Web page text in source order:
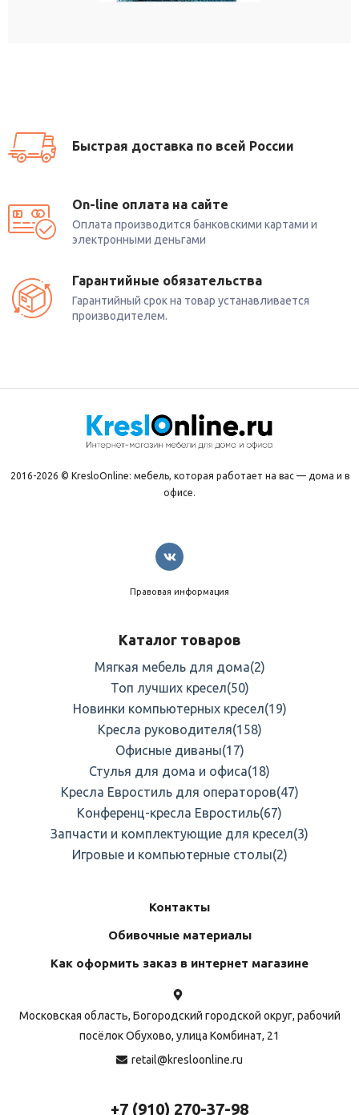
Быстрая доставка по всей России
On-line оплата на сайте
Оплата производится банковскими картами и
электронными деньгами
Гарантийные обязательства
Гарантийный срок на товар устанавливается
производителем.
2016-2026 © KresloOnline: мебель, которая работает на вас — дома и в
офисе.
Правовая информация
Каталог товаров
Мягкая мебель для дома(2)
Топ лучших кресел(50)
Новинки компьютерных кресел(19)
Кресла руководителя(158)
Офисные диваны(17)
Стулья для дома и офиса(18)
Кресла Евростиль для операторов(47)
Конференц-кресла Евростиль(67)
Запчасти и комплектующие для кресел(3)
Игровые и компьютерные столы(2)
Контакты
Обивочные материалы
Как оформить заказ в интернет магазине
Московская область, Богородский городской округ, рабочий
посёлок Обухово, улица Комбинат, 21
retail@kresloonline.ru
+7 (910) 270-37-98